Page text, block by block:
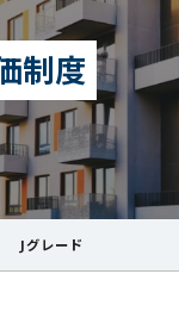
制度
Jグレード